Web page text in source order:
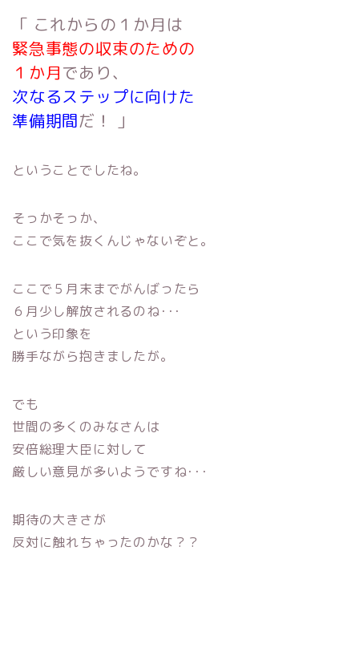
「 これからの１か月は
緊急事態の収束のための
１か月であり、
次なるステップに向けた
準備期間だ！ 」
ということでしたね。
そっかそっか、
ここで気を抜くんじゃないぞと。
ここで５月末までがんばったら
６月少し解放されるのね･･･
という印象を
勝手ながら抱きましたが。
でも
世間の多くのみなさんは
安倍総理大臣に対して
厳しい意見が多いようですね･･･
期待の大きさが
反対に触れちゃったのかな？？